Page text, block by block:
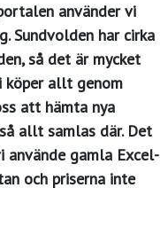
använder vi
Sundvolden har cirka
så det är mycket
köper allt genom
att hämta nya
allt samlas där. Det
använde gamla Excel-
och priserna inte